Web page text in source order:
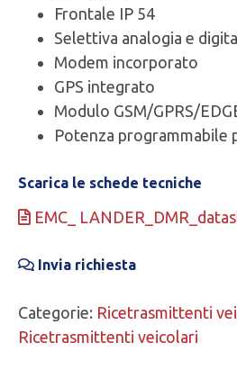
Frontale IP 54
Selettiva analogia e
Modem incorporato
GPS integrato
Modulo GSM/GPRS/
Potenza programmabile
Scarica le schede tecniche
EMC_
Invia richiesta
Categorie: Ricetrasmittenti
Ricetrasmittenti veicolari